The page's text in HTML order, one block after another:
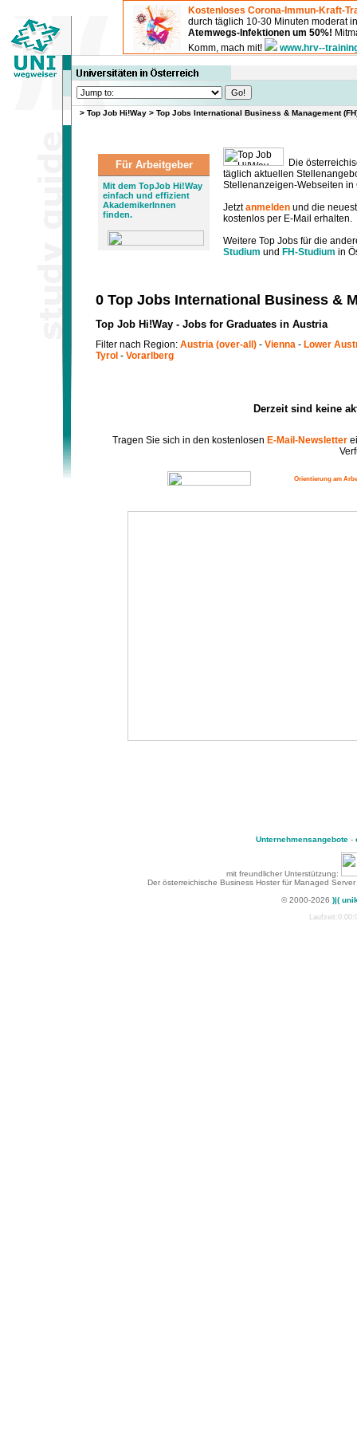
Kostenloses Corona-Immun-Kraft-
durch täglich 10-30 Minuten moderat
Atemwegs-Infektionen um 50%!
Komm, mach mit!
www.hrv--
> Top Job Hi!Way > Top Jobs International Business & Management
Für Arbeitgeber
Mit dem TopJob Hi!Way
einfach und effizient
AkademikerInnen
finden.
Die
täglich aktuellen
Stellenanzeigen-Webseiten in
Jetztanmelden und die
kostenlos per E-Mail erhalten.
Weitere Top Jobs für die
Studium und FH-Studium in
0 Top Jobs International Business &
Top Job Hi!Way - Jobs for Graduates in Austria
Filter nach Region: Austria (over-all) - Vienna - Lower
Tyrol - Vorarlberg
Derzeit sind keine
Tragen Sie sich in den kostenlosen E-Mail-Newsletter
Orientierung am
Unternehmensangebote-
mit freundlicher Unterstützung:
Der österreichische Business Hoster für Managed
© 2000-2026 )|(